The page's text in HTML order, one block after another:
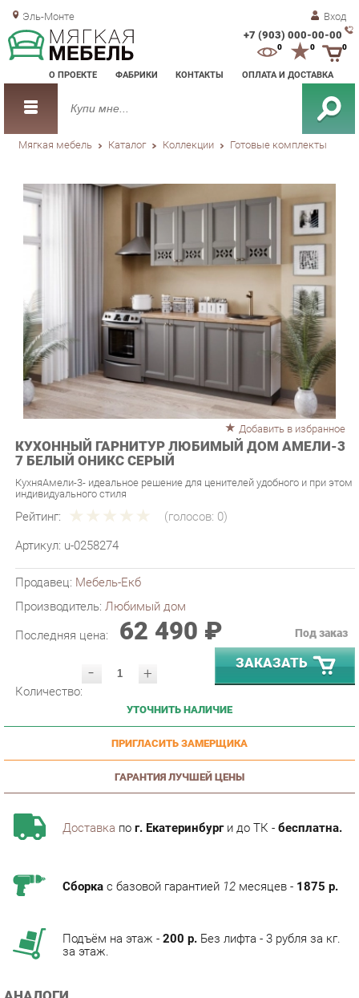
Эль-Монте Вход
+7 (903) 000-00-00
О ПРОЕКТЕ ФАБРИКИ КОНТАКТЫ ОПЛАТА И ДОСТАВКА
0 0
Мягкая мебель Каталог Коллекции Готовые комплекты
Добавить в избранное
КУХОННЫЙ ГАРНИТУР ЛЮБИМЫЙ ДОМ АМЕЛИ-3
7 БЕЛЫЙ ОНИКС СЕРЫЙ
КухняАмели-3- идеальное решение для ценителей удобного и при этом
Рейтинг:
Артикул: u-0258274
Производитель:Любимый дом
Последняя цена: 62 490 ₽
- ЗАКАЗАТЬ
УТОЧНИТЬ НАЛИЧИЕ
ПРИГЛАСИТЬ ЗАМЕРЩИКА
ГАРАНТИЯ ЛУЧШЕЙ ЦЕНЫ
Доставкапог. Екатеринбурги до ТК -бесплатна.
АНАЛОГИ
Артикул